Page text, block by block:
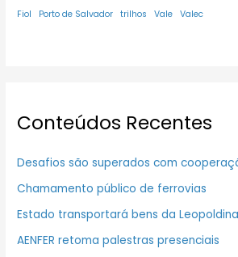
Fiol Porto de Salvador trilhos Vale Valec
Conteúdos Recentes
Desafios são superados com
Chamamento público de ferrovias
Estado transportará bens da Leopoldina
AENFER retoma palestras presenciais